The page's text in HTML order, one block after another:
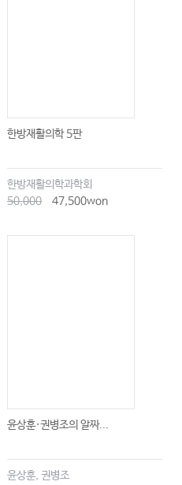
한방재활의학 5판
한방재활의학과학회
50,000
47,500won
윤상훈·권병조의 알짜...
윤상훈, 권병조